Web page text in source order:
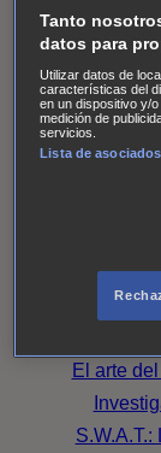
Chicago
de
Ladrón de
AXN
Nevers
Magpie
Noche
Absentia
El arte
Tanto
datos para
Utilizar datos de
características del
en un dispositivo y/
medición de
servicios.
Lista de